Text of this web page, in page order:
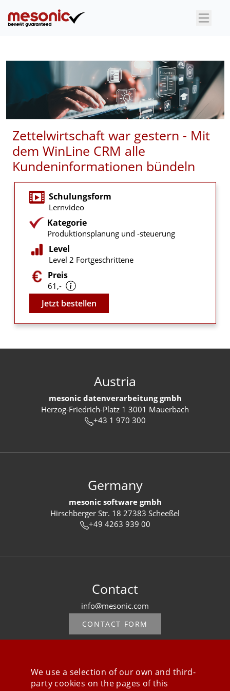
×
Zettelwirtschaft war gestern - Mit
dem WinLine CRM alle
Kundeninformationen bündeln
Schulungsform
Lernvideo
Kategorie
Produktionsplanung und -steuerung
Level
Level 2 Fortgeschrittene
Preis
61,-
Video
Jetzt bestellen
Austria
mesonic datenverarbeitung gmbh
Herzog-Friedrich-Platz 1 3001 Mauerbach
+43 1 970 300
Germany
mesonic software gmbh
Hirschberger Str. 18 27383 Scheeßel
+49 4263 939 00
Contact
info@mesonic.com
CONTACT FORM
We use a selection of our own and third-
party cookies on the pages of this